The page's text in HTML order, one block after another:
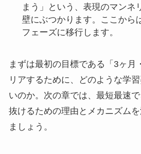
まう」という、表現のマンネ
壁にぶつかります。ここから
フェーズに移行します。
まずは最初の目標である「3ヶ月
リアするために、どのような学
いのか。次の章では、最短最速
抜けるための理由とメカニズム
ましょう。